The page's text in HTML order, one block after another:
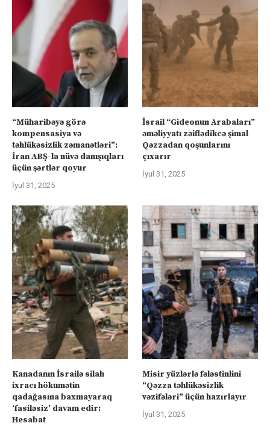
“Müharibəyə görə
kompensasiya və
təhlükəsizlik zəmanətləri”:
İran ABŞ-la nüvə danışıqları
üçün şərtlər qoyur
İyul 31, 2025
İsrail “Gideonun Arabaları”
əməliyyatı zəiflədikcə şimal
Qəzzadan qoşunlarını
çıxarır
İyul 31, 2025
Kanadanın İsrailə silah
ixracı hökumətin
qadağasına baxmayaraq
‘fasiləsiz’ davam edir:
Hesabat
Misir yüzlərlə fələstinlini
“Qəzza təhlükəsizlik
vəzifələri” üçün hazırlayır
İyul 31, 2025